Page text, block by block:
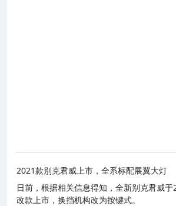
2021款别克君威上市，全系标配展翼大灯
日前，根据相关信息得知，全新别克君威
改款上市，换挡机构改为按键式。